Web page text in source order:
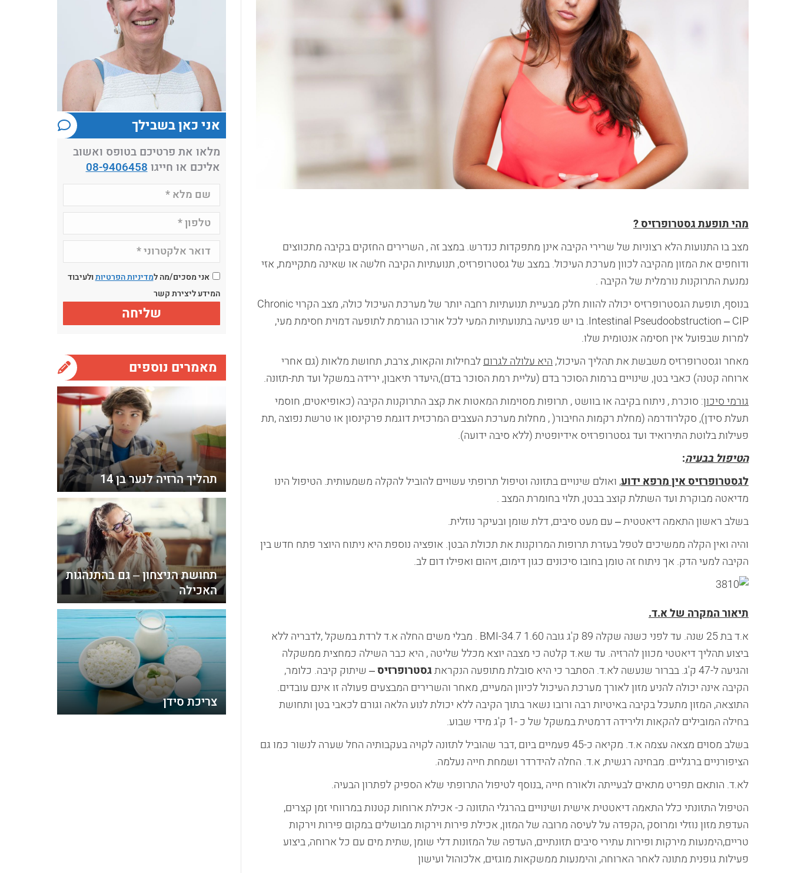
מהי תופעת גסטרופרזיס ?
מצב בו התנועות הלא רצוניות של שרירי הקיבה אינן מתפקדות כנדרש. במצב זה , השרירים החזקים בקיבה מתכווצים
ודוחפים את המזון מהקיבה לכוון מערכת העיכול. במצב של גסטרופרזיס, תנועתיות הקיבה חלשה או שאינה מתקיימת, אזי
נמנעת התרוקנות נורמלית של הקיבה .
בנוסף, תופעת הגסטרופרזיס יכולה להוות חלק מבעיית תנועתיות רחבה יותר של מערכת העיכול כולה, מצב הקרוי Chronic
Intestinal Pseudoobstruction – CIP. בו יש פגיעה בתנועתיות המעי לכל אורכו הגורמת לתופעה דמוית חסימת מעי,
למרות שבפועל אין חסימה אנטומית שלו.
מאחר וגסטרופרזיס משבשת את תהליך העיכול,היא עלולה לגרוםלבחילות והקאות, צרבת, תחושת מלאות (גם אחרי
ארוחה קטנה) כאבי בטן, שינויים ברמות הסוכר בדם (עליית רמת הסוכר בדם),היעדר תיאבון, ירידה במשקל ועד תת-תזונה.
גורמי סיכון: סוכרת , ניתוח בקיבה או בוושט , תרופות מסוימות המאטות את קצב התרוקנות הקיבה (כאופיאטים, חוסמי
תעלת סידן), סקלרודרמה (מחלת רקמות החיבור( , מחלות מערכת העצבים המרכזית דוגמת פרקינסון או טרשת נפוצה ,תת
פעילות בלוטת התירואיד ועד גסטרופרזיס אידיופטית (ללא סיבה ידועה).
הטיפול בבעיה:
לגסטרופרזיס אין מרפא ידוע, ואולם שינויים בתזונה וטיפול תרופתי עשויים להוביל להקלה משמעותית. הטיפול הינו
מדיאטה מבוקרת ועד השתלת קוצב בבטן, תלוי בחומרת המצב .
בשלב ראשון התאמה דיאטטית – עם מעט סיבים, דלת שומן ובעיקר נוזלית.
והיה ואין הקלה ממשיכים לטפל בעזרת תרופות המרוקנות את תכולת הבטן. אופציה נוספת היא ניתוח היוצר פתח חדש בין
הקיבה למעי הדק. אך ניתוח זה טומן בחובו סיכונים כגון דימום, זיהום ואפילו דום לב.
תיאור המקרה של א.ד.
א.ד בת 25 שנה. עד לפני כשנה שקלה 89 ק'ג גובה 1.60 BMI-34.7 . מבלי משים החלה א.ד לרדת במשקל ,לדבריה ללא
ביצוע תהליך דיאטטי מכוון להרזיה. עד שא.ד קלטה כי מצבה יוצא מכלל שליטה , היא כבר השילה כמחצית ממשקלה
והגיעה ל-47 ק'ג. בברור שנעשה לא.ד. הסתבר כי היא סובלת מתופעה הנקראת
גסטרופרזיס– שיתוק קיבה. כלומר,
הקיבה אינה יכולה להניע מזון לאורך מערכת העיכול לכיוון המעיים, מאחר והשרירים המבצעים פעולה זו אינם עובדים.
התוצאה, המזון מתעכל בקיבה באיטיות רבה ורובו נשאר בתוך הקיבה ללא יכולת לנוע הלאה וגורם לכאבי בטן ותחושת
בחילה המובילים להקאות ולירידה דרמטית במשקל של כ -1 ק'ג מידי שבוע.
בשלב מסוים מצאה עצמה א.ד. מקיאה כ-45 פעמיים ביום ,דבר שהוביל לתזונה לקויה בעקבותיה החל שערה לנשור כמו גם
הציפורניים ברגליים. מבחינה רגשית, א.ד. החלה להידרדר ושמחת חייה נעלמה.
לא.ד. הותאם תפריט מתאים לבעייתה ולאורח חייה ,בנוסף לטיפול התרופתי שלא הספיק לפתרון הבעיה.
הטיפול התזונתי כלל התאמה דיאטטית אישית ושינויים בהרגלי התזונה כ- אכילת ארוחות קטנות במרווחי זמן קצרים,
העדפת מזון נוזלי ומרוסק ,הקפדה על לעיסה מרובה של המזון, אכילת פירות וירקות מבושלים במקום פירות וירקות
טריים,הימנעות מירקות ופירות עתירי סיבים תזונתיים, העדפה של המזונות דלי שומן ,שתית מים עם כל ארוחה, ביצוע
פעילות גופנית מתונה לאחר הארוחה, והימנעות ממשקאות מוגזים, אלכוהול ועישון
אני כאן בשבילך
מלאו את פרטיכם בטופס ואשוב
אליכם או חייגו 08-9406458
אני מסכים/מה למדיניות הפרטיותולעיבוד
המידע ליצירת קשר
מאמרים נוספים
תהליך הרזיה לנער בן 14
תחושת הניצחון – גם בהתנהגות
האכילה
צריכת סידן